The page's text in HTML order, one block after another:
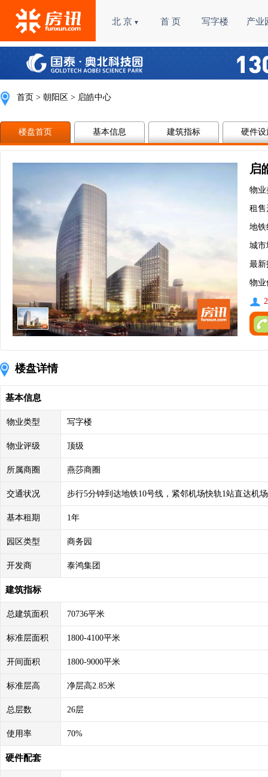
北 京 ▼ 首 页 写字楼 产业
首页 > 朝阳区 > 启皓中心
楼盘首页 基本信息 建筑指标 硬件设
启
物业
租售
地铁
城
最新
物业
楼盘详情
基本信息
物业类型 写字楼
物业评级 顶级
所属商圈 燕莎商圈
交通状况 步行5分钟到达地铁10号线，紧邻机场快轨1站直达机
基本租期 1年
园区类型 商务园
开发商 泰鸿集团
建筑指标
总建筑面积 70736平米
标准层面积 1800-4100平米
开间面积 1800-9000平米
标准层高 净层高2.85米
总层数 26层
使用率 70%
硬件配套